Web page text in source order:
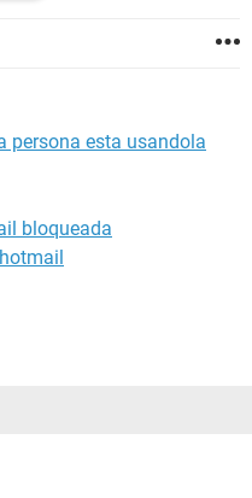
Estoy Muy
Unos Documentos!
Es Aceptada!
persona esta usandola
bloqueada